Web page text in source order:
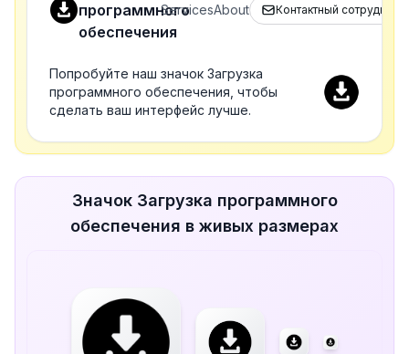
программного
обеспечения
ServicesAbout Контактный сотрудник
Попробуйте наш значок Загрузка
программного обеспечения, чтобы
сделать ваш интерфейс лучше.
Значок Загрузка программного
обеспечения в живых размерах